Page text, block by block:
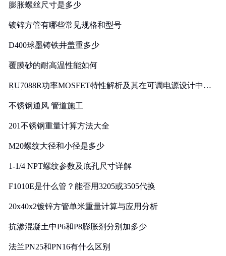
膨胀螺丝尺寸是多少
镀锌方管有哪些常见规格和型号
D400球墨铸铁井盖重多少
覆膜砂的耐高温性能如何
RU7088R功率MOSFET特性解析及其在可调电源设计中的
不锈钢通风 管道施工
201不锈钢重量计算方法大全
M20螺纹大径和小径是多少
1-1/4 NPT螺纹参数及底孔尺寸详解
F1010E是什么管？能否用3205或3505代换
20x40x2镀锌方管单米重量计算与应用分析
抗渗混凝土中P6和P8膨胀剂分别加多少
法兰PN25和PN16有什么区别